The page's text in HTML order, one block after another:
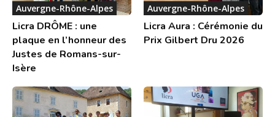
Auvergne-Rhône-Alpes
Licra DRÔME : une
plaque en l’honneur des
Justes de Romans-sur-
Isère
Auvergne-Rhône-Alpes
Licra Aura : Cérémonie du
Prix Gilbert Dru 2026